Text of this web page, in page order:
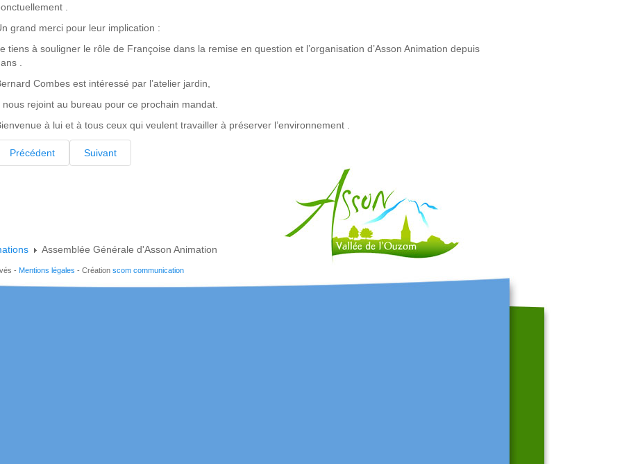
.
grand merci pour leur implication :
tiens à souligner le rôle de Françoise dans la remise en question et l’organisation d’Asson Animation depuis
.
Combes est intéressé par l’atelier jardin,
nous rejoint au bureau pour ce prochain mandat.
à lui et à tous ceux qui veulent travailler à préserver l’environnement .
Précédent Suivant
Assemblée Générale d'Asson Animation
- Mentions légales - Création scom communication